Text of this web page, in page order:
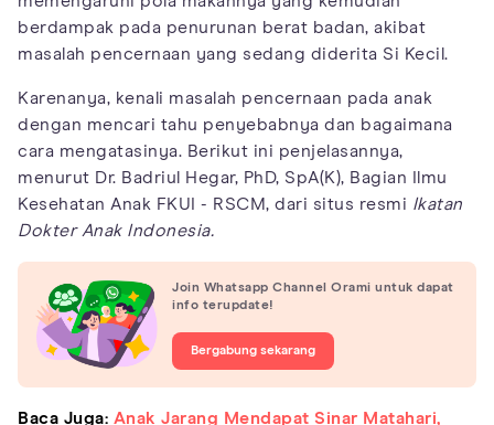
berdampak pada penurunan berat badan, akibat
masalah pencernaan yang sedang diderita Si Kecil.
Karenanya, kenali masalah pencernaan pada anak
dengan mencari tahu penyebabnya dan bagaimana
cara mengatasinya. Berikut ini penjelasannya,
menurut Dr. Badriul Hegar, PhD, SpA(K), Bagian Ilmu
Kesehatan Anak FKUI - RSCM, dari situs resmi Ikatan
Dokter Anak Indonesia.
Join Whatsapp Channel Orami untuk dapat
info terupdate!
Bergabung sekarang
Baca Juga: Anak Jarang Mendapat Sinar Matahari,